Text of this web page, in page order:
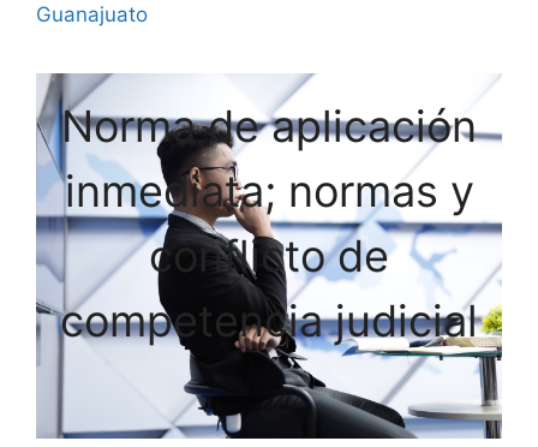
Guanajuato
Norma de aplicación
inmediata; normas y
conflicto de
competencia judicial